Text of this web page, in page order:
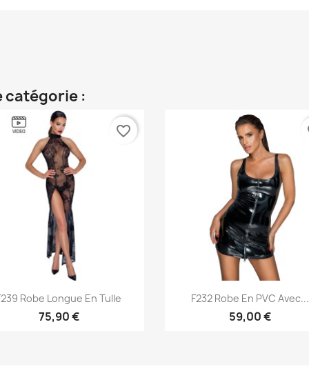
catégorie :
Aperçu rapide
Robe Longue En Tulle
75,90 €
favorite_border
Aperçu rapide
F232 Robe En PVC Avec...
59,00 €